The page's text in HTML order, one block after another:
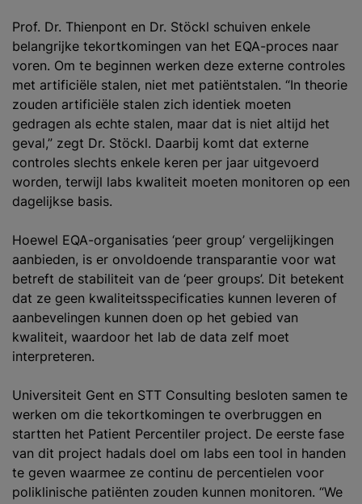
Prof. Dr. Thienpont en Dr. Stöckl schuiven enkele
belangrijke tekortkomingen van het EQA-proces naar
voren. Om te beginnen werken deze externe controles
met artificiële stalen, niet met patiëntstalen. “In theorie
zouden artificiële stalen zich identiek moeten
gedragen als echte stalen, maar dat is niet altijd het
geval,” zegt Dr. Stöckl. Daarbij komt dat externe
controles slechts enkele keren per jaar uitgevoerd
worden, terwijl labs kwaliteit moeten monitoren op een
dagelijkse basis.
Hoewel EQA-organisaties ‘peer group’ vergelijkingen
aanbieden, is er onvoldoende transparantie voor wat
betreft de stabiliteit van de ‘peer groups’. Dit betekent
dat ze geen kwaliteitsspecificaties kunnen leveren of
aanbevelingen kunnen doen op het gebied van
kwaliteit, waardoor het lab de data zelf moet
interpreteren.
Universiteit Gent en STT Consulting besloten samen te
werken om die tekortkomingen te overbruggen en
startten het Patient Percentiler project. De eerste fase
van dit project hadals doel om labs een tool in handen
te geven waarmee ze continu de percentielen voor
poliklinische patiënten zouden kunnen monitoren. “We